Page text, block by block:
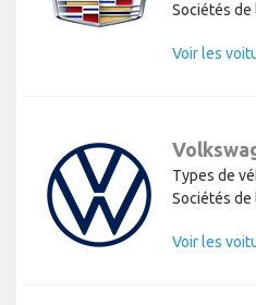
Sociétés de
Voir les
Types de
Sociétés de